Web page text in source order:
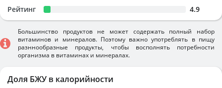
Рейтинг 4.9
Большинство продуктов не может содержать полный набор
витаминов и минералов. Поэтому важно употреблять в пищу
разннообразные продукты, чтобы восполнять потребности
организма в витаминах и минералах.
Доля БЖУ в калорийности